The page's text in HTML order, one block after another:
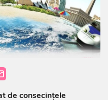
de consecințele